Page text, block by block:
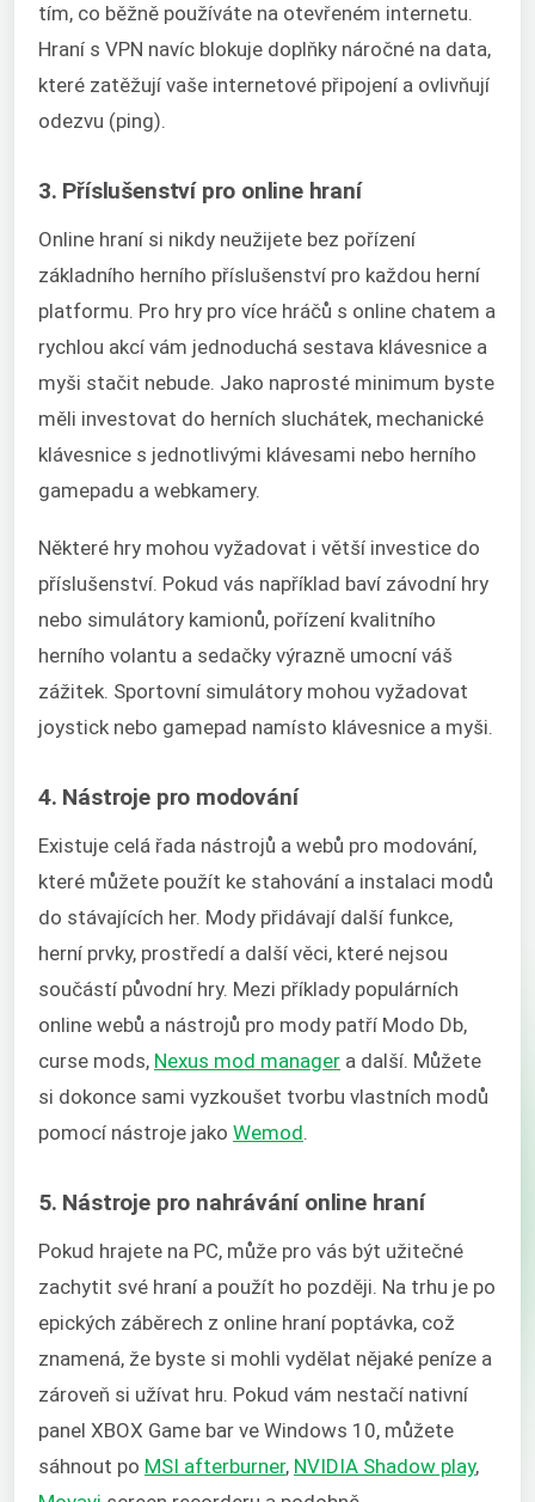
tím, co běžně používáte na otevřeném internetu.
Hraní s VPN navíc blokuje doplňky náročné na data,
které zatěžují vaše internetové připojení a ovlivňují
odezvu (ping).
3. Příslušenství pro online hraní
Online hraní si nikdy neužijete bez pořízení
základního herního příslušenství pro každou herní
platformu. Pro hry pro více hráčů s online chatem a
rychlou akcí vám jednoduchá sestava klávesnice a
myši stačit nebude. Jako naprosté minimum byste
měli investovat do herních sluchátek, mechanické
klávesnice s jednotlivými klávesami nebo herního
gamepadu a webkamery.
Některé hry mohou vyžadovat i větší investice do
příslušenství. Pokud vás například baví závodní hry
nebo simulátory kamionů, pořízení kvalitního
herního volantu a sedačky výrazně umocní váš
zážitek. Sportovní simulátory mohou vyžadovat
joystick nebo gamepad namísto klávesnice a myši.
4. Nástroje pro modování
Existuje celá řada nástrojů a webů pro modování,
které můžete použít ke stahování a instalaci modů
do stávajících her. Mody přidávají další funkce,
herní prvky, prostředí a další věci, které nejsou
součástí původní hry. Mezi příklady populárních
online webů a nástrojů pro mody patří Modo Db,
curse mods, Nexus mod manager a další. Můžete
si dokonce sami vyzkoušet tvorbu vlastních modů
pomocí nástroje jako Wemod
5. Nástroje pro nahrávání online hraní
Pokud hrajete na PC, může pro vás být užitečné
zachytit své hraní a použít ho později. Na trhu je po
epických záběrech z online hraní poptávka, což
znamená, že byste si mohli vydělat nějaké peníze a
zároveň si užívat hru. Pokud vám nestačí nativní
panel XBOX Game bar ve Windows 10, můžete
sáhnout po MSI afterburner, NVIDIA Shadow play,